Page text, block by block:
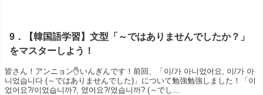
9．【韓国語学習】文型「～ではありませんでしたか？」
をマスターしよう！
皆さん！アンニョン✋いんぎんです！前回、「이/가 아니었어요, 이/가 아
니었습니다 (～ではありませんでした)」について勉強勉強しました！「이
었어요?/이었습니까?, 였어요?/였습니까? (～でし...